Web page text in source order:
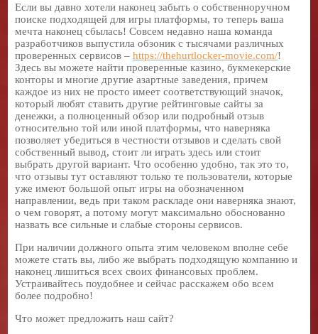
Если вы давно хотели наконец забыть о собственноручном
поиске подходящей для игры платформы, то теперь ваша
мечта наконец сбылась! Совсем недавно наша команда
разработчиков выпустила обзоник с тысячами различных
проверенных сервисов –https://thehurtlocker-movie.com/!
Здесь вы можете найти проверенные казино, букмекерские
конторы и многие другие азартные заведения, причем
каждое из них не просто имеет соответствующий значок,
который любят ставить другие рейтинговые сайты за
денежки, а полноценный обзор или подробный отзыв
относительно той или иной платформы, что наверняка
позволяет убедиться в честности отзывов и сделать свой
собственный вывод, стоит ли играть здесь или стоит
выбрать другой вариант. Что особенно удобно, так это то,
что отзывы тут оставляют только те пользователи, которые
уже имеют большой опыт игры на обозначенном
направлении, ведь при таком раскладе они наверняка знают,
о чем говорят, а потому могут максимально обоснованно
назвать все сильные и слабые стороны сервисов.
При наличии должного опыта этим человеком вполне себе
можете стать вы, либо же выбрать подходящую компанию и
наконец лишиться всех своих финансовых проблем.
Устраивайтесь поудобнее и сейчас расскажем обо всем
более подробно!
Что может предложить наш сайт?